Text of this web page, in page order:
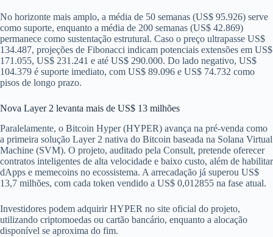
No horizonte mais amplo, a média de 50 semanas (US$ 95.926) serve
como suporte, enquanto a média de 200 semanas (US$ 42.869)
permanece como sustentação estrutural. Caso o preço ultrapasse US$
134.487, projeções de Fibonacci indicam potenciais extensões em US$
171.055, US$ 231.241 e até US$ 290.000. Do lado negativo, US$
104.379 é suporte imediato, com US$ 89.096 e US$ 74.732 como
pisos de longo prazo.
Nova Layer 2 levanta mais de US$ 13 milhões
Paralelamente, o Bitcoin Hyper (HYPER) avança na pré-venda como
a primeira solução Layer 2 nativa do Bitcoin baseada na Solana Virtual
Machine (SVM). O projeto, auditado pela Consult, pretende oferecer
contratos inteligentes de alta velocidade e baixo custo, além de habilitar
dApps e memecoins no ecossistema. A arrecadação já superou US$
13,7 milhões, com cada token vendido a US$ 0,012855 na fase atual.
Investidores podem adquirir HYPER no site oficial do projeto,
utilizando criptomoedas ou cartão bancário, enquanto a alocação
disponível se aproxima do fim.